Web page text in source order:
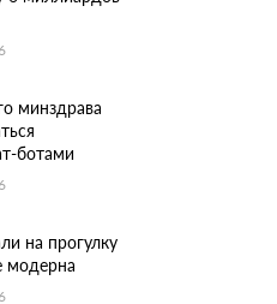
минздрава
ботами
на прогулку
модерна